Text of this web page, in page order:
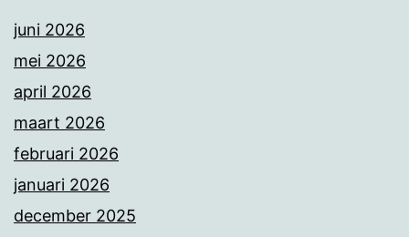
juni 2026
mei 2026
april 2026
maart 2026
februari 2026
januari 2026
december 2025